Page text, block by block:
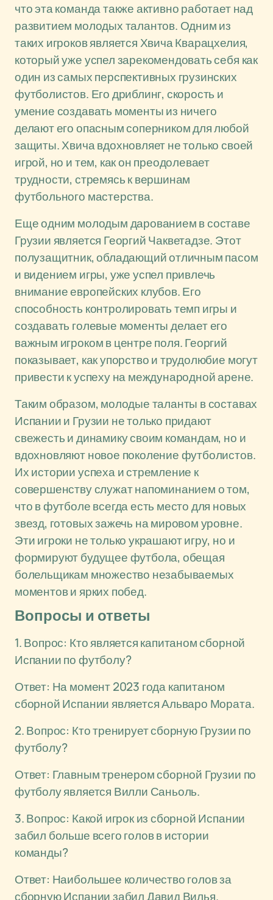
что эта команда также активно работает над
развитием молодых талантов. Одним из
таких игроков является Хвича Кварацхелия,
который уже успел зарекомендовать себя как
один из самых перспективных грузинских
футболистов. Его дриблинг, скорость и
умение создавать моменты из ничего
делают его опасным соперником для любой
защиты. Хвича вдохновляет не только своей
игрой, но и тем, как он преодолевает
трудности, стремясь к вершинам
футбольного мастерства.
Еще одним молодым дарованием в составе
Грузии является Георгий Чакветадзе. Этот
полузащитник, обладающий отличным пасом
и видением игры, уже успел привлечь
внимание европейских клубов. Его
способность контролировать темп игры и
создавать голевые моменты делает его
важным игроком в центре поля. Георгий
показывает, как упорство и трудолюбие могут
привести к успеху на международной арене.
Таким образом, молодые таланты в составах
Испании и Грузии не только придают
свежесть и динамику своим командам, но и
вдохновляют новое поколение футболистов.
Их истории успеха и стремление к
совершенству служат напоминанием о том,
что в футболе всегда есть место для новых
звезд, готовых зажечь на мировом уровне.
Эти игроки не только украшают игру, но и
формируют будущее футбола, обещая
болельщикам множество незабываемых
моментов и ярких побед.
Вопросы и ответы
1. Вопрос: Кто является капитаном сборной
Испании по футболу?
Ответ: На момент 2023 года капитаном
сборной Испании является Альваро Мората.
2. Вопрос: Кто тренирует сборную Грузии по
футболу?
Ответ: Главным тренером сборной Грузии по
футболу является Вилли Саньоль.
3. Вопрос: Какой игрок из сборной Испании
забил больше всего голов в истории
команды?
Ответ: Наибольшее количество голов за
сборную Испании забил Давид Вилья.